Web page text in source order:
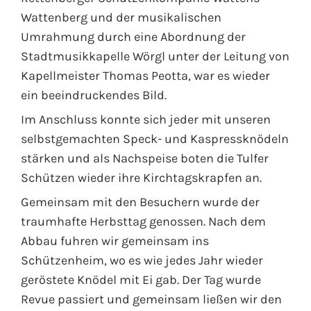
Wattenberg und der musikalischen
Umrahmung durch eine Abordnung der
Stadtmusikkapelle Wörgl unter der Leitung von
Kapellmeister Thomas Peotta, war es wieder
ein beeindruckendes Bild.
Im Anschluss konnte sich jeder mit unseren
selbstgemachten Speck- und Kaspressknödeln
stärken und als Nachspeise boten die Tulfer
Schützen wieder ihre Kirchtagskrapfen an.
Gemeinsam mit den Besuchern wurde der
traumhafte Herbsttag genossen. Nach dem
Abbau fuhren wir gemeinsam ins
Schützenheim, wo es wie jedes Jahr wieder
geröstete Knödel mit Ei gab. Der Tag wurde
Revue passiert und gemeinsam ließen wir den